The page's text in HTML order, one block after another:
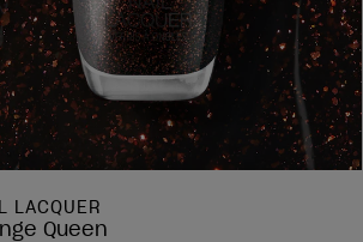
LACQUER
Queen